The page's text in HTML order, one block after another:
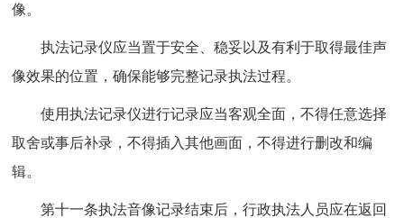
像。
执法记录仪应当置于安全、稳妥以及有利于取得最佳声
像效果的位置，确保能够完整记录执法过程。
使用执法记录仪进行记录应当客观全面，不得任意选择
取舍或事后补录，不得插入其他画面，不得进行删改和编
辑。
第十一条执法音像记录结束后，行政执法人员应在返回